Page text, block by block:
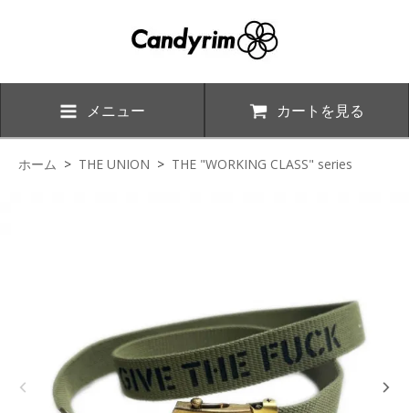
メニュー カートを見る
ホーム > THE UNION > THE "WORKING CLASS" series